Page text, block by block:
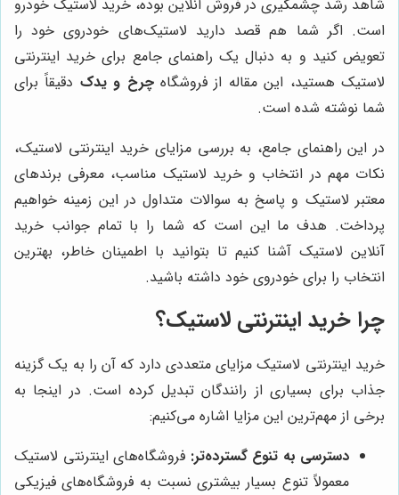
شاهد رشد چشمگیری در فروش آنلاین بوده، خرید لاستیک خودرو
است. اگر شما هم قصد دارید لاستیک‌های خودروی خود را
تعویض کنید و به دنبال یک راهنمای جامع برای خرید اینترنتی
لاستیک هستید، این مقاله از فروشگاهچرخ و یدک دقیقاً برای
شما نوشته شده است.
در این راهنمای جامع، به بررسی مزایای خرید اینترنتی لاستیک،
نکات مهم در انتخاب و خرید لاستیک مناسب، معرفی برندهای
معتبر لاستیک و پاسخ به سوالات متداول در این زمینه خواهیم
پرداخت. هدف ما این است که شما را با تمام جوانب خرید
آنلاین لاستیک آشنا کنیم تا بتوانید با اطمینان خاطر، بهترین
انتخاب را برای خودروی خود داشته باشید.
چرا خرید اینترنتی لاستیک؟
خرید اینترنتی لاستیک مزایای متعددی دارد که آن را به یک گزینه
جذاب برای بسیاری از رانندگان تبدیل کرده است. در اینجا به
برخی از مهم‌ترین این مزایا اشاره می‌کنیم:
دسترسی به تنوع گسترده‌تر: فروشگاه‌های اینترنتی لاستیک
معمولاً تنوع بسیار بیشتری نسبت به فروشگاه‌های فیزیکی